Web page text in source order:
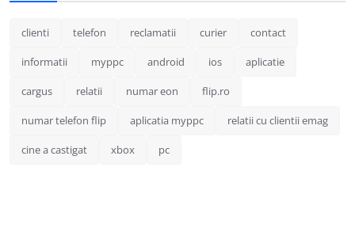
clienti telefon reclamatii curier contact
informatii myppc android ios aplicatie
cargus relatii numar eon flip.ro
numar telefon flip aplicatia myppc relatii cu clientii emag
cine a castigat xbox pc